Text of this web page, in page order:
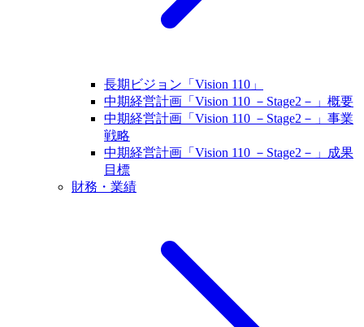
長期ビジョン「Vision 110」
中期経営計画「Vision 110 －Stage2－」概要
中期経営計画「Vision 110 －Stage2－」事業
戦略
中期経営計画「Vision 110 －Stage2－」成果
目標
財務・業績